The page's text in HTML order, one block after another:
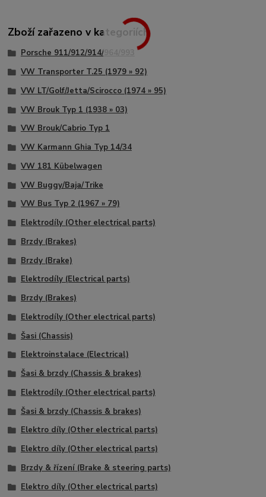
Zboží zařazeno v kategoriích
Porsche 911/912/914/964/993
VW Transporter T.25 (1979 » 92)
VW LT/Golf/Jetta/Scirocco (1974 » 95)
VW Brouk Typ 1 (1938 » 03)
VW Brouk/Cabrio Typ 1
VW Karmann Ghia Typ 14/34
VW 181 Kübelwagen
VW Buggy/Baja/Trike
VW Bus Typ 2 (1967 » 79)
Elektrodíly (Other electrical parts)
Brzdy (Brakes)
Brzdy (Brake)
Elektrodíly (Electrical parts)
Brzdy (Brakes)
Elektrodíly (Other electrical parts)
Šasi (Chassis)
Elektroinstalace (Electrical)
Šasi & brzdy (Chassis & brakes)
Elektrodíly (Other electrical parts)
Šasi & brzdy (Chassis & brakes)
Elektro díly (Other electrical parts)
Elektro díly (Other electrical parts)
Brzdy & řízení (Brake & steering parts)
Elektro díly (Other electrical parts)